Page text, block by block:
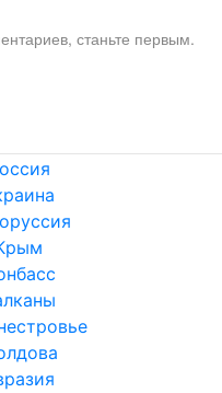
станьте первым.